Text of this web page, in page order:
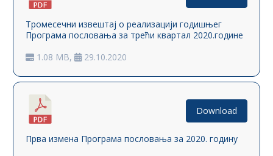
Тромесечни извештај о реализацији годишњег
Програма пословања за трећи квартал 2020.године
1.08 MB,
29.10.2020
Прва измена Програма пословања за 2020. годину
Download